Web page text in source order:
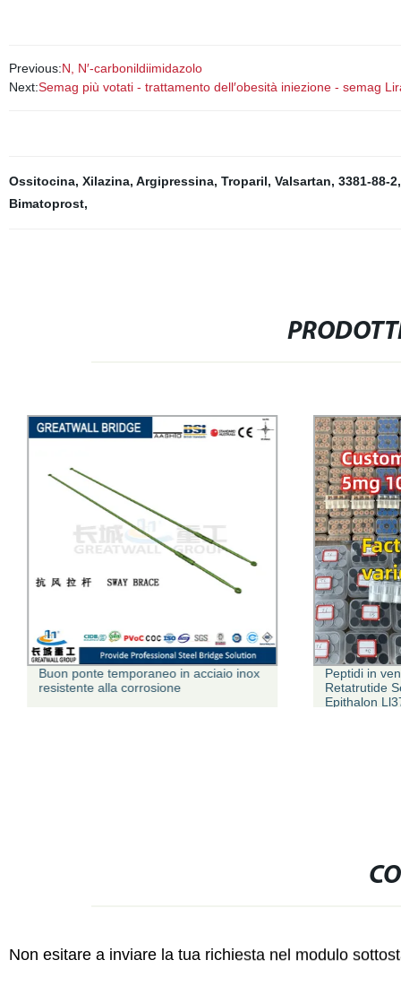
Previous:N, N′-carbonildiimidazolo
Next:Semag più votati - trattamento dell′obesità iniezione - semag
Ossitocina, Xilazina, Argipressina, Troparil, Valsartan, 3381-88-2
Bimatoprost,
Buon ponte temporaneo in acciaio inox
resistente alla corrosione
Peptidi in
Retatrutide
Epithalon
Non esitare a inviare la tua richiesta nel modulo